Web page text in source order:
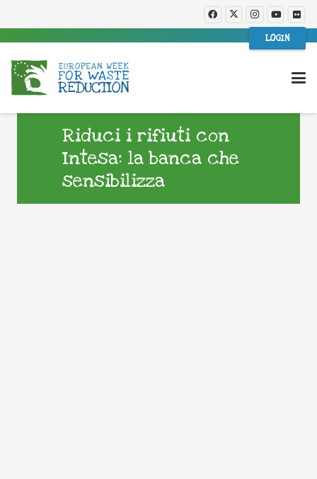
LOGIN
Riduci i rifiuti con
Intesa: la banca che
sensibilizza